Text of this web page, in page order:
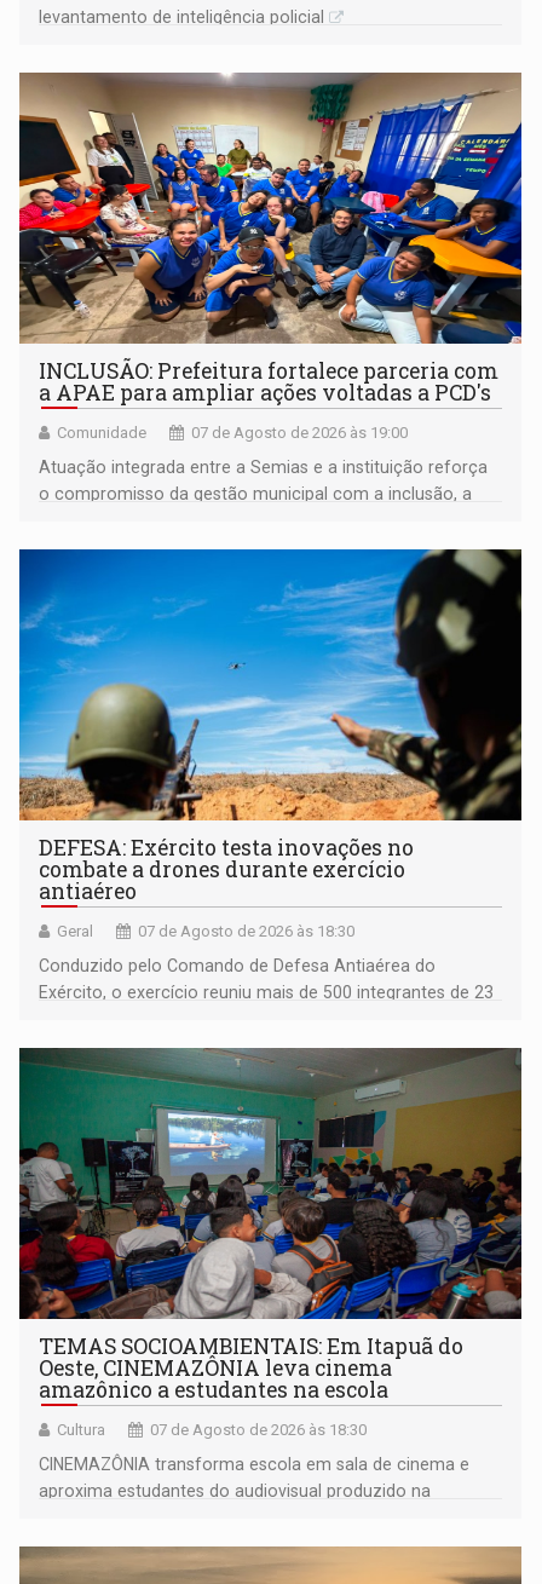
levantamento de inteligência policial
INCLUSÃO: Prefeitura fortalece parceria com
a APAE para ampliar ações voltadas a PCD's
Comunidade 07 de Agosto de 2026 às 19:00
Atuação integrada entre a Semias e a instituição reforça
o compromisso da gestão municipal com a inclusão, a
DEFESA: Exército testa inovações no
combate a drones durante exercício
antiaéreo
Geral 07 de Agosto de 2026 às 18:30
Conduzido pelo Comando de Defesa Antiaérea do
Exército, o exercício reuniu mais de 500 integrantes de 23
TEMAS SOCIOAMBIENTAIS: Em Itapuã do
Oeste, CINEMAZÔNIA leva cinema
amazônico a estudantes na escola
Cultura 07 de Agosto de 2026 às 18:30
CINEMAZÔNIA transforma escola em sala de cinema e
aproxima estudantes do audiovisual produzido na